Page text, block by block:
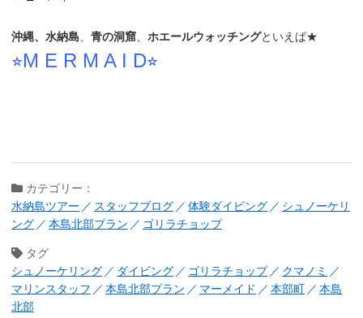
沖縄、水納島、 青の洞窟、 ホエールウォッチングといえば★
⭐︎M E R M A I D⭐︎
カテゴリー：
水納島ツアー
スタッフブログ 体験ダイビング
シュノーケリ
ング
本島北部プラン ゴリラチョップ
タグ
シュノーケリング
ダイビング ゴリラチョップ
クマノミ
マリンスタッフ
本島北部プラン マーメイド 本部町
本島
北部